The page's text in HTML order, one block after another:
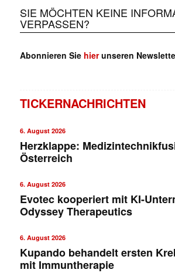
SIE MÖCHTEN KEINE
VERPASSEN?
Abonnieren Sie hierunseren
TICKERNACHRICHTEN
6. August 2026
Herzklappe:
Österreich
6. August 2026
Evotec kooperiert mit KI-
Odyssey Therapeutics
6. August 2026
Kupando behandelt ersten
mit Immuntherapie